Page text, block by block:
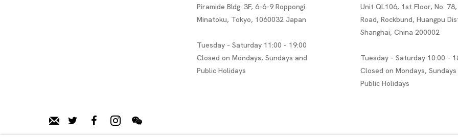
Piramide Bldg. 3F, 6-6-9 Roppongi
Minatoku, Tokyo, 1060032 Japan
Tuesday - Saturday 11:00 - 19:00
Closed on Mondays, Sundays and
Public Holidays
Unit QL106, 1st Floor, No. 78,
Road, Rockbund, Huangpu
Shanghai, China 200002
Tuesday - Saturday 10:00 -
Closed on Mondays, Sundays
Public Holidays